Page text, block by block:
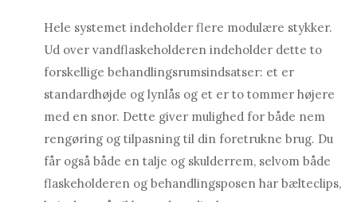
Hele systemet indeholder flere modulære stykker.
Ud over vandflaskeholderen indeholder dette to
forskellige behandlingsrumsindsatser: et er
standardhøjde og lynlås og et er to tommer højere
med en snor. Dette giver mulighed for både nem
rengøring og tilpasning til din foretrukne brug. Du
får også både en talje og skulderrem, selvom både
flaskeholderen og behandlingsposen har bælteclips,